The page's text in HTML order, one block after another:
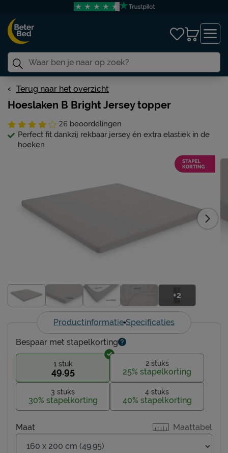
Terug naar het overzicht
Hoeslaken B Bright Jersey topper
26 beoordelingen
Perfect fit dankzij rekbaar jersey én extra elastiek in de
hoeken
+2
Productinformatie Specificaties
Maattabel
Maat
Bespaar met stapelkorting
1 stuk
49.95
2 stuks
25% stapelkorting
3 stuks
30% stapelkorting
4 stuks
40% stapelkorting